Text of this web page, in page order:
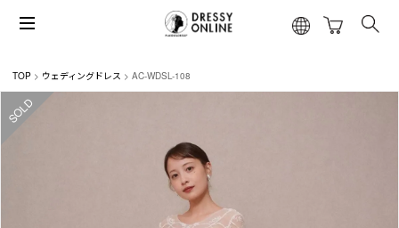
TOP ウェディングドレス AC-WDSL-108